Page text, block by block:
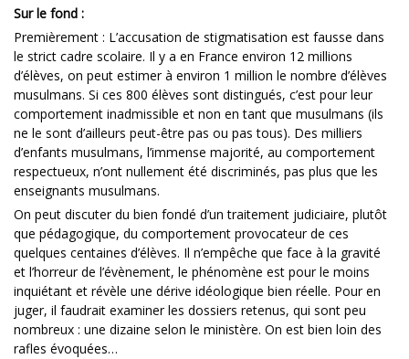
Sur le fond :
Premièrement : L’accusation de stigmatisation est fausse dans
le strict cadre scolaire. Il y a en France environ 12 millions
d’élèves, on peut estimer à environ 1 million le nombre d’élèves
musulmans. Si ces 800 élèves sont distingués, c’est pour leur
comportement inadmissible et non en tant que musulmans (ils
ne le sont d’ailleurs peut-être pas ou pas tous). Des milliers
d’enfants musulmans, l’immense majorité, au comportement
respectueux, n’ont nullement été discriminés, pas plus que les
enseignants musulmans.
On peut discuter du bien fondé d’un traitement judiciaire, plutôt
que pédagogique, du comportement provocateur de ces
quelques centaines d’élèves. Il n’empêche que face à la gravité
et l’horreur de l’évènement, le phénomène est pour le moins
inquiétant et révèle une dérive idéologique bien réelle. Pour en
juger, il faudrait examiner les dossiers retenus, qui sont peu
nombreux : une dizaine selon le ministère. On est bien loin des
rafles évoquées…